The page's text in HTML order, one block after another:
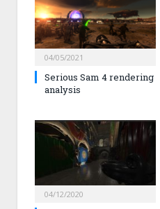
04/05/2021
Serious Sam 4 rendering
analysis
04/12/2020